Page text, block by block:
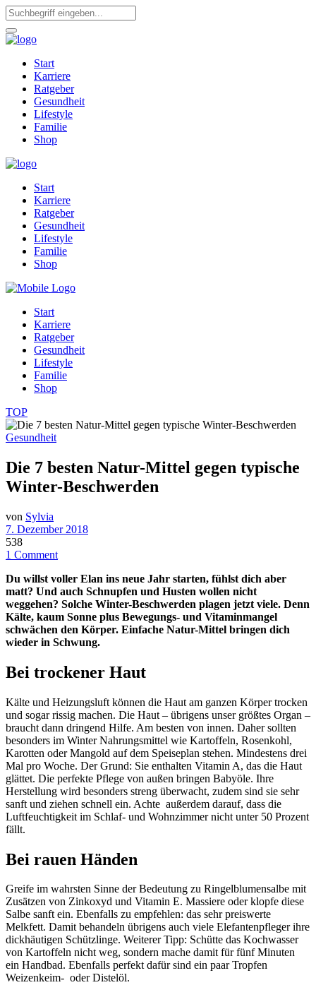
Start
Karriere
Ratgeber
Gesundheit
Lifestyle
Familie
Shop
Start
Karriere
Ratgeber
Gesundheit
Lifestyle
Familie
Shop
Start
Karriere
Ratgeber
Gesundheit
Lifestyle
Familie
Shop
TOP
Gesundheit
Die 7 besten Natur-Mittel gegen typische
Winter-Beschwerden
von Sylvia
7. Dezember 2018
538
1 Comment
Du willst voller Elan ins neue Jahr starten, fühlst dich aber
matt? Und auch Schnupfen und Husten wollen nicht
weggehen? Solche Winter-Beschwerden plagen jetzt viele. Denn
Kälte, kaum Sonne plus Bewegungs- und Vitaminmangel
schwächen den Körper. Einfache Natur-Mittel bringen dich
wieder in Schwung.
Bei trockener Haut
Kälte und Heizungsluft können die Haut am ganzen Körper trocken
und sogar rissig machen. Die Haut – übrigens unser größtes Organ –
braucht dann dringend Hilfe. Am besten von innen. Daher sollten
besonders im Winter Nahrungsmittel wie Kartoffeln, Rosenkohl,
Karotten oder Mangold auf dem Speiseplan stehen. Mindestens drei
Mal pro Woche. Der Grund: Sie enthalten Vitamin A, das die Haut
glättet. Die perfekte Pflege von außen bringen Babyöle. Ihre
Herstellung wird besonders streng überwacht, zudem sind sie sehr
sanft und ziehen schnell ein. Achte außerdem darauf, dass die
Luftfeuchtigkeit im Schlaf- und Wohnzimmer nicht unter 50 Prozent
fällt.
Bei rauen Händen
Greife im wahrsten Sinne der Bedeutung zu Ringelblumensalbe mit
Zusätzen von Zinkoxyd und Vitamin E. Massiere oder klopfe diese
Salbe sanft ein. Ebenfalls zu empfehlen: das sehr preiswerte
Melkfett. Damit behandeln übrigens auch viele Elefantenpfleger ihre
dickhäutigen Schützlinge. Weiterer Tipp: Schütte das Kochwasser
von Kartoffeln nicht weg, sondern mache damit für fünf Minuten
ein Handbad. Ebenfalls perfekt dafür sind ein paar Tropfen
Weizenkeim- oder Distelöl.